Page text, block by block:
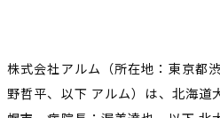
株式会社アルム（所在地：東京都
野哲平、以下 アルム）は、北海道